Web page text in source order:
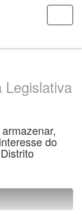
Legislativa
do